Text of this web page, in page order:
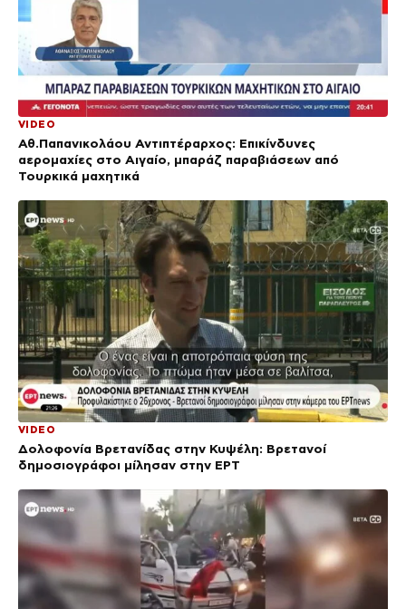
VIDEO
Αθ.Παπανικολάου Αντιπτέραρχος: Επικίνδυνες
αερομαχίες στο Αιγαίο, μπαράζ παραβιάσεων από
Τουρκικά μαχητικά
VIDEO
Δολοφονία Βρετανίδας στην Κυψέλη: Bρετανοί
δημοσιογράφοι μίλησαν στην ΕΡΤ